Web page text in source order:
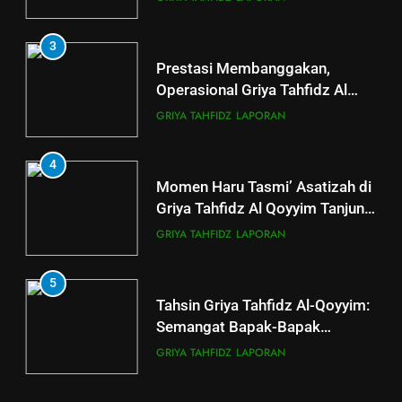
5
LAZ Al-Qoyyim Salurkan
Santunan Tahap 1 Ramadan
Gemar Berbagi
LAPORAN RAMADHAN
6
Berkah dengan bayar fidyah
RAMADHAN
3
Prestasi Membanggakan,
Operasional Griya Tahfidz Al
Qoyyim Cetak Santri Khatam Al-
GRIYA TAHFIDZ LAPORAN
4
Momen Haru Tasmi’ Asatizah di
Griya Tahfidz Al Qoyyim Tanjung
di Tengah Hujan Ramadan
GRIYA TAHFIDZ LAPORAN
5
Tahsin Griya Tahfidz Al-Qoyyim:
Semangat Bapak-Bapak
Menjaga Kalam Ilahi di Tengah
GRIYA TAHFIDZ LAPORAN